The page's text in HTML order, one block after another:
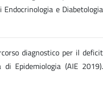
e Diabetologia
diagnostico per il deficit
Epidemiologia (AIE 2019).